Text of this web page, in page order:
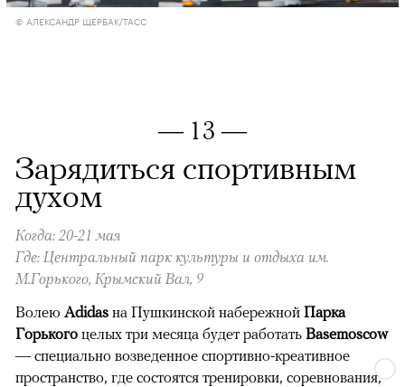
© АЛЕКСАНДР ЩЕРБАК/ТАСС
— 13 —
Зарядиться спортивным
духом
Когда: 20-21 мая
Где: Центральный парк культуры и отдыха им.
М.Горькогo, Крымский Вал, 9
Волею Adidas на Пушкинской набережной Парка
Горького целых три месяца будет работать Basemoscow
— специально возведенное спортивно-креативное
пространство, где состоятся тренировки, соревнования,